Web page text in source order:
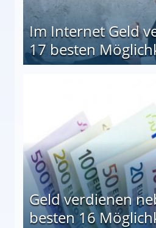
Im Internet Geld
17 besten
Geld verdienen
besten 16